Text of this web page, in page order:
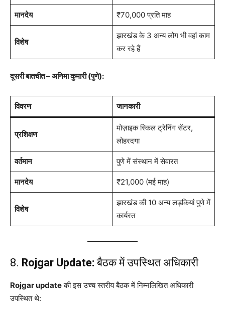
मानदेय ₹70,000 प्रति माह
विशेष
झारखंड के 3 अन्य लोग भी वहां काम
कर रहे हैं
दूसरी बातचीत – अनिमा कुमारी (पुणे):
विवरण जानकारी
प्रशिक्षण
मोज़ाइक स्किल ट्रेनिंग सेंटर,
लोहरदगा
वर्तमान पुणे में संस्थान में सेवारत
मानदेय ₹21,000 (मई माह)
विशेष
झारखंड की 10 अन्य लड़कियां पुणे में
कार्यरत
8. Rojgar Update: बैठक में उपस्थित अधिकारी
Rojgar updateकी इस उच्च स्तरीय बैठक में निम्नलिखित अधिकारी
उपस्थित थे: